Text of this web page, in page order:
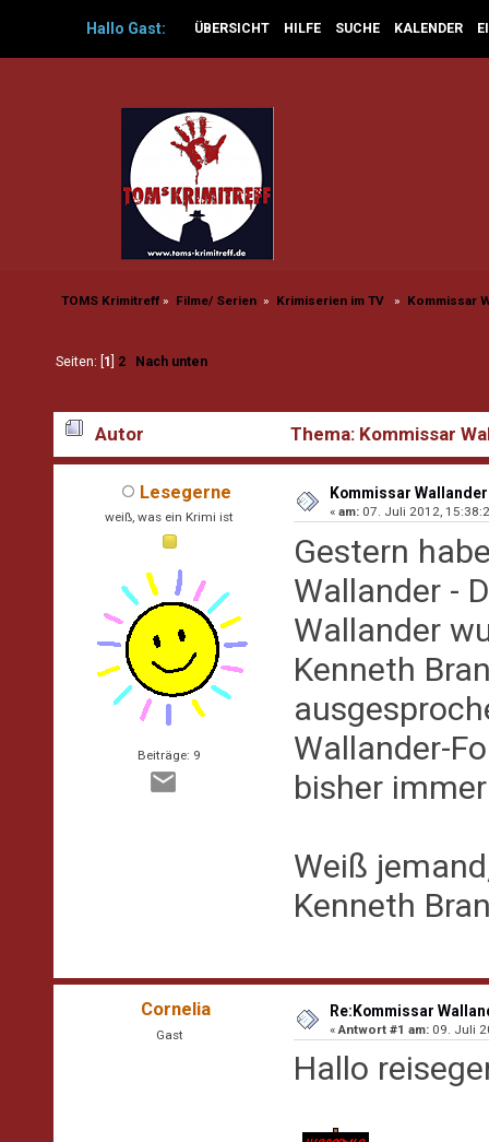
Hallo Gast: ÜBERSICHT HILFE SUCHE KALENDER
TOMS Krimitreff» Filme/ Serien » Krimiserien im TV » Kommissar
Seiten: [ 1 2 Nach unten
Autor Thema: Kommissar
Lesegerne
weiß, was ein Krimi ist
Beiträge: 9
Kommissar
«am: 07. Juli 2012,
Gestern
Wallander -
Wallander
Kenneth
Wallander-
bisher
Weiß
Kenneth
Cornelia
Gast
Re:Kommissar
«Antwort #1 am: 09. Juli
Hallo